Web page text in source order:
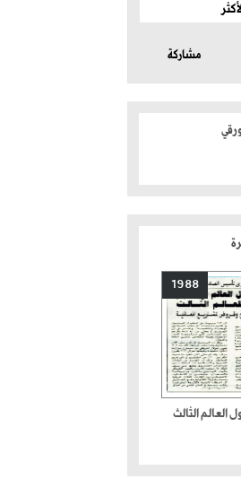
مشاركة
1988
العالم الثالث